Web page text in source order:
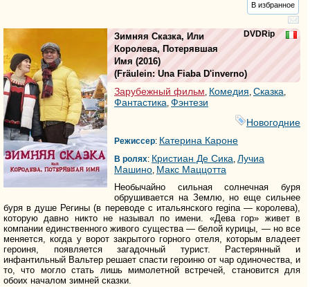
В избранное
DVDRip
Зимняя Сказка, Или
Королева, Потерявшая
Имя (2016)
(Fräulein: Una Fiaba D'inverno)
Зарубежный фильм, Комедия, Сказка,
Фантастика, Фэнтези
Новогодние
Режиссер: Катерина Кароне
В ролях: Кристиан Де Сика, Лучиа
Машино, Макс Маццотта
Необычайно сильная солнечная буря
обрушивается на Землю, но еще сильнее
буря в душе Регины (в переводе с итальянского regina — королева),
которую давно никто не называл по имени. «Дева гор» живет в
компании единственного живого существа — белой курицы, — но все
меняется, когда у ворот закрытого горного отеля, которым владеет
героиня, появляется загадочный турист. Растерянный и
инфантильный Вальтер решает спасти героиню от чар одиночества, и
то, что могло стать лишь мимолетной встречей, становится для
обоих началом зимней сказки.